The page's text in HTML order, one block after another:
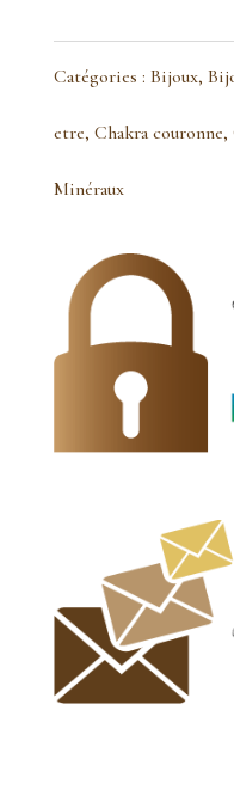
Catégories : Bijoux,
etre, Chakra couronne,
Minéraux